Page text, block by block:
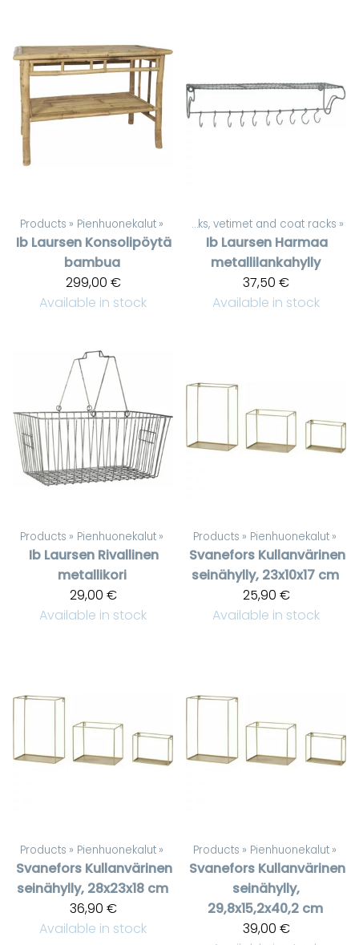
Products ‪» Pienhuonekalut ‪»
Ib Laursen Konsolipöytä
bambua
299,00 €
Available in stock
Products Hooks, vetimet and coat racks ‪»
Ib Laursen Harmaa
metallilankahylly
37,50 €
Available in stock
Products ‪» Pienhuonekalut ‪»
Ib Laursen Rivallinen
metallikori
29,00 €
Available in stock
Products ‪» Pienhuonekalut ‪»
Svanefors Kullanvärinen
seinähylly, 23x10x17 cm
25,90 €
Available in stock
Products ‪» Pienhuonekalut ‪»
Svanefors Kullanvärinen
seinähylly, 28x23x18 cm
36,90 €
Available in stock
Products ‪» Pienhuonekalut ‪»
Svanefors Kullanvärinen
seinähylly,
29,8x15,2x40,2 cm
39,00 €